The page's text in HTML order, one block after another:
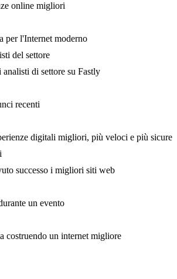
online migliori
per l'Internet moderno
del settore
di settore su Fastly
recenti
digitali migliori, più veloci e più sicure
successo i migliori siti web
un evento
costruendo un internet migliore